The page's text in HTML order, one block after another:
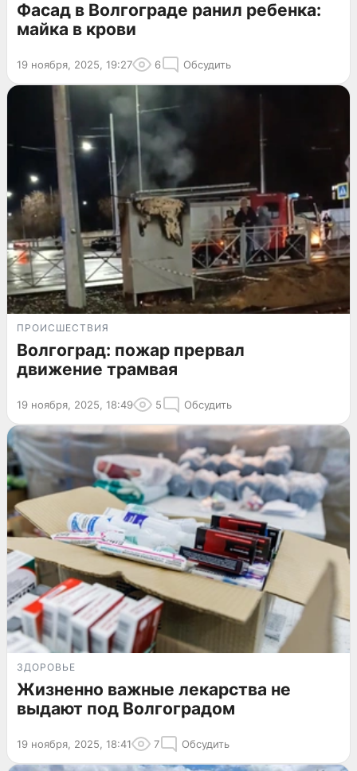
Фасад в Волгограде ранил ребенка:
майка в крови
19 ноября, 2025, 19:27 6 Обсудить
ПРОИСШЕСТВИЯ
Волгоград: пожар прервал
движение трамвая
19 ноября, 2025, 18:49 5 Обсудить
ЗДОРОВЬЕ
Жизненно важные лекарства не
выдают под Волгоградом
19 ноября, 2025, 18:41 7 Обсудить